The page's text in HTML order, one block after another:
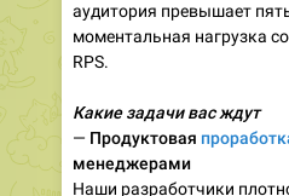
аудитория превышает
моментальная нагрузка
RPS.
Какие задачи вас ждут
— Продуктовая
менеджерами
Наши разработчики